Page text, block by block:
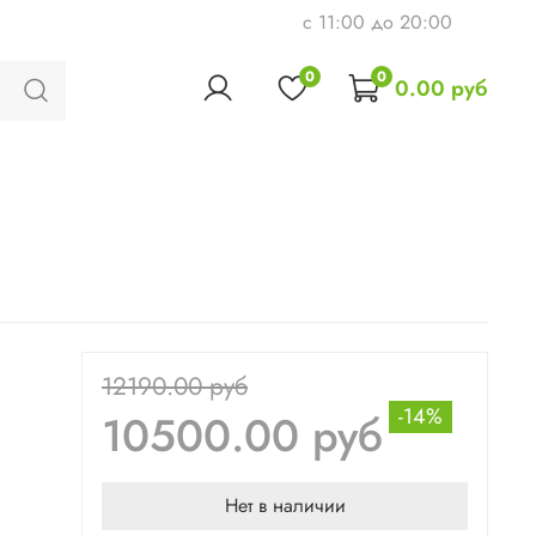
c 11:00 до 20:00
0 0 0.00 руб
12190.00 руб
10500.00 руб -14%
Нет в наличии